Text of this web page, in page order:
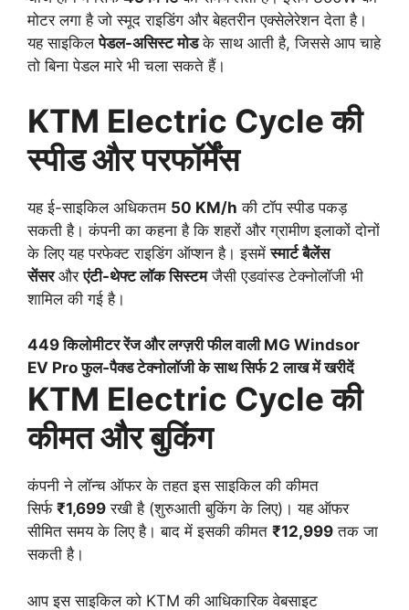
मोटर लगा है जो स्मूद राइडिंग और बेहतरीन एक्सेलेरेशन देता है।
यह साइकिलपेडल-असिस्ट मोडके साथ आती है, जिससे आप चाहे
तो बिना पेडल मारे भी चला सकते हैं।
KTM Electric Cycle की
स्पीड और परफॉर्मेंस
यह ई-साइकिल अधिकतम 50 KM/h की टॉप स्पीड पकड़
सकती है। कंपनी का कहना है कि शहरों और ग्रामीण इलाकों दोनों
के लिए यह परफेक्ट राइडिंग ऑप्शन है। इसमेंस्मार्ट बैलेंस
सेंसरऔरएंटी-थेफ्ट लॉक सिस्टमजैसी एडवांस्ड टेक्नोलॉजी भी
शामिल की गई है।
449 किलोमीटर रेंज और लग्ज़री फील वाली MG Windsor
EV Pro फुल‑पैक्ड टेक्नोलॉजी के साथ सिर्फ 2 लाख में खरीदें
KTM Electric Cycle की
कीमत और बुकिंग
कंपनी ने लॉन्च ऑफर के तहत इस साइकिल की कीमत
सिर्फ ₹1,699 रखी है (शुरुआती बुकिंग के लिए)। यह ऑफर
सीमित समय के लिए है। बाद में इसकी कीमत ₹12,999 तक जा
सकती है।
आप इस साइकिल को KTM की आधिकारिक वेबसाइट